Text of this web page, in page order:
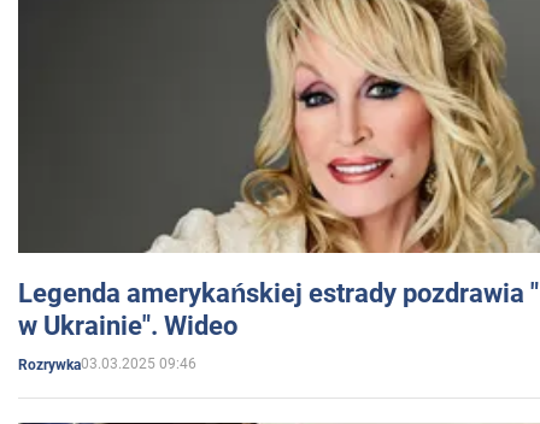
Legenda amerykańskiej estrady pozdrawia
w Ukrainie". Wideo
Rozrywka03.03.2025 09:46